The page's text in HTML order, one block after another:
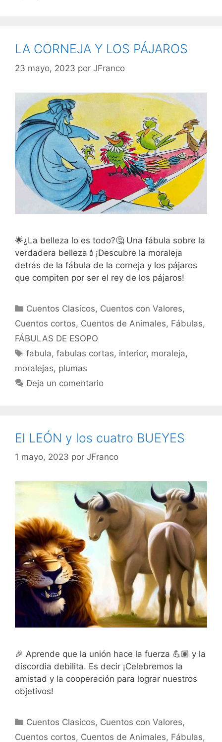
LA CORNEJA Y LOS PÁJAROS
23 mayo, 2023 por JFranco
🌟¿La belleza lo es todo?🤔 Una fábula sobre la
verdadera belleza💄¡Descubre la moraleja
detrás de la fábula de la corneja y los pájaros
que compiten por ser el rey de los pájaros!
Categorías
Cuentos Clasicos, Cuentos con Valores,
Cuentos cortos, Cuentos de Animales, Fábulas,
FÁBULAS DE ESOPO
Etiquetas
fabula,fabulas cortas, interior, moraleja,
moralejas, plumas
Deja un comentario
El LEÓN y los cuatro BUEYES
1 mayo, 2023 por JFranco
🎉 Aprende que la unión hace la fuerza 💪🏽 y la
discordia debilita. Es decir ¡Celebremos la
amistad y la cooperación para lograr nuestros
objetivos!
Categorías
Cuentos Clasicos, Cuentos con Valores,
Cuentos cortos, Cuentos de Animales, Fábulas,